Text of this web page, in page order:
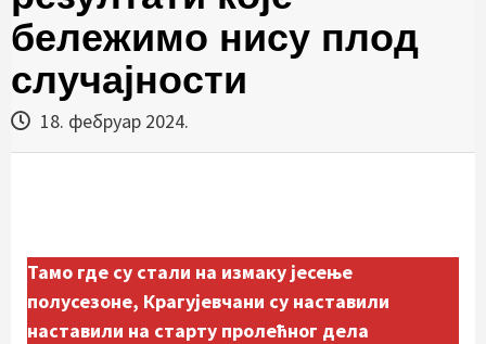
бележимо нису плод
случајности
18. фебруар 2024.
Тамо где су стали на измаку јесење
полусезоне, Крагујевчани су наставили
наставили на старту пролећног дела